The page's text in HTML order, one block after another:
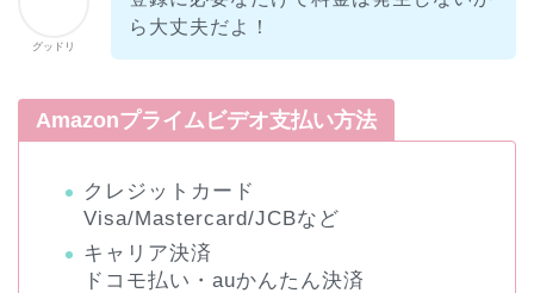
グッドリ
ら大丈夫だよ！
Amazonプライムビデオ支払い方法
クレジットカード
Visa/Mastercard/JCBなど
キャリア決済
ドコモ払い・auかんたん決済